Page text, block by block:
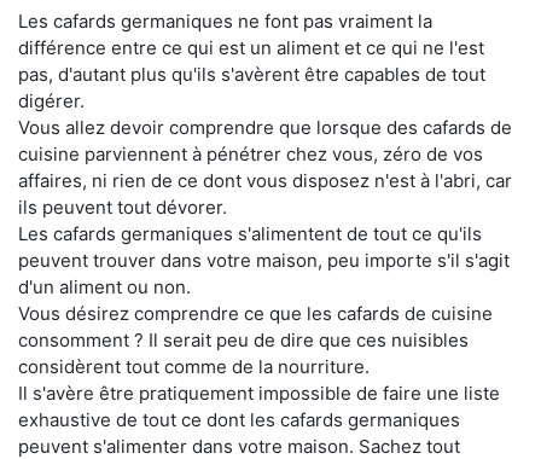
Les cafards germaniques ne font pas vraiment la
différence entre ce qui est un aliment et ce qui ne l'est
pas, d'autant plus qu'ils s'avèrent être capables de tout
digérer.
Vous allez devoir comprendre que lorsque des cafards de
cuisine parviennent à pénétrer chez vous, zéro de vos
affaires, ni rien de ce dont vous disposez n'est à l'abri, car
ils peuvent tout dévorer.
Les cafards germaniques s'alimentent de tout ce qu'ils
peuvent trouver dans votre maison, peu importe s'il s'agit
d'un aliment ou non.
Vous désirez comprendre ce que les cafards de cuisine
consomment ? Il serait peu de dire que ces nuisibles
considèrent tout comme de la nourriture.
Il s'avère être pratiquement impossible de faire une liste
exhaustive de tout ce dont les cafards germaniques
peuvent s'alimenter dans votre maison. Sachez tout